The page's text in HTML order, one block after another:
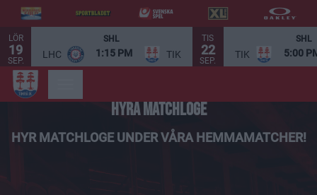
LÖR
19
SEP.
SHL
LHC 1:15 PM TIK
TIS
22
SEP.
SHL
TIK 5:00
HYRA MATCHLOGE
HYR MATCHLOGE UNDER VÅRA HEMMAMATCHER!